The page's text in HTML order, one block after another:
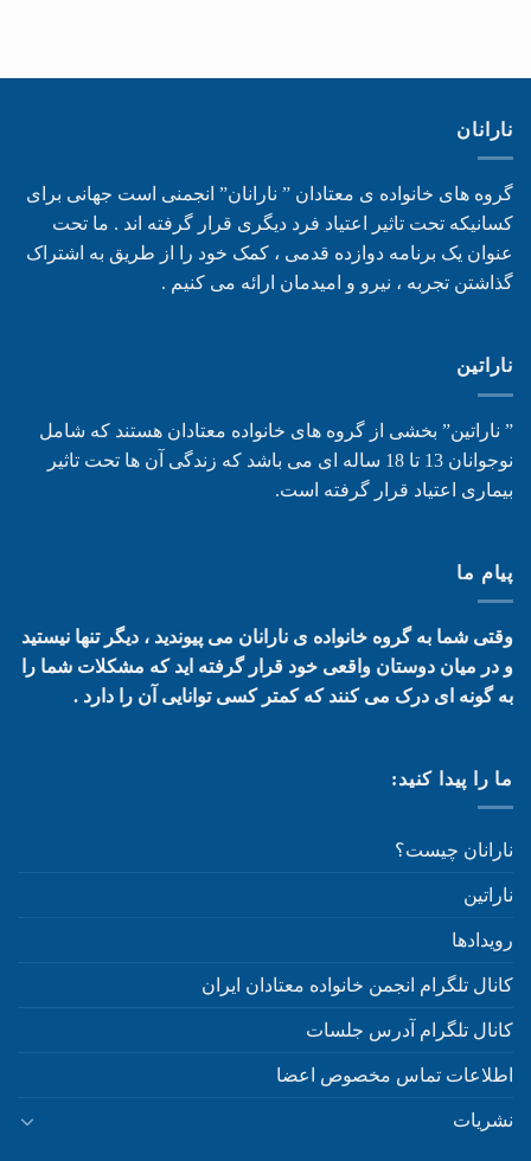
نارانان
گروه های خانواده ی معتادان ” نارانان” انجمنی است جهانی برای
کسانیکه تحت تاثیر اعتیاد فرد دیگری قرار گرفته اند . ما تحت
عنوان یک برنامه دوازده قدمی ، کمک خود را از طریق به اشتراک
گذاشتن تجربه ، نیرو و امیدمان ارائه می کنیم .
ناراتین
” ناراتین” بخشی از گروه های خانواده معتادان هستند که شامل
نوجوانان 13 تا 18 ساله ای می باشد که زندگی آن ها تحت تاثیر
بیماری اعتیاد قرار گرفته است.
پیام ما
وقتی شما به گروه خانواده ی نارانان می پیوندید ، دیگر تنها نیستید
و در میان دوستان واقعی خود قرار گرفته اید که مشکلات شما را
به گونه ای درک می کنند که کمتر کسی توانایی آن را دارد .
ما را پیدا کنید:
نارانان چیست؟
ناراتین
رویدادها
کانال تلگرام انجمن خانواده معتادان ایران
کانال تلگرام آدرس جلسات
اطلاعات تماس مخصوص اعضا
نشریات